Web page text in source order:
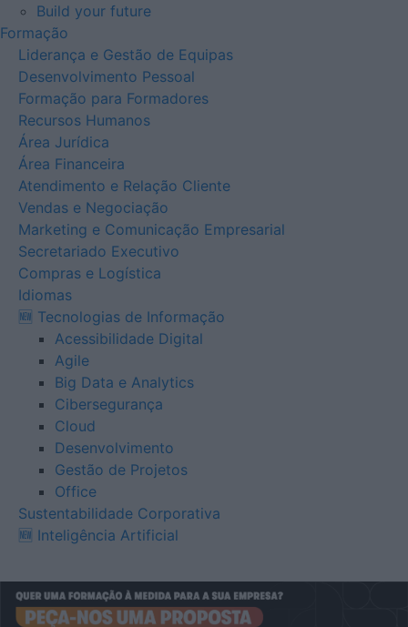
Build your future
Formação
Liderança e Gestão de Equipas
Desenvolvimento Pessoal
Formação para Formadores
Recursos Humanos
Área Jurídica
Área Financeira
Atendimento e Relação Cliente
Vendas e Negociação
Marketing e Comunicação Empresarial
Secretariado Executivo
Compras e Logística
Idiomas
🆕 Tecnologias de Informação
Acessibilidade Digital
Agile
Big Data e Analytics
Cibersegurança
Cloud
Desenvolvimento
Gestão de Projetos
Office
Sustentabilidade Corporativa
🆕 Inteligência Artificial